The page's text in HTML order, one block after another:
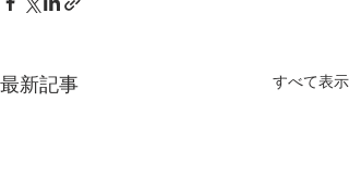
最新記事 すべて表示